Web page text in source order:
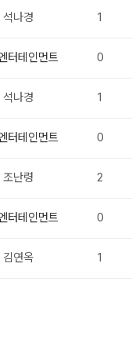
석나경 1
터테인먼트 0
석나경 1
터테인먼트 0
조난령 2
터테인먼트 0
김연옥 1